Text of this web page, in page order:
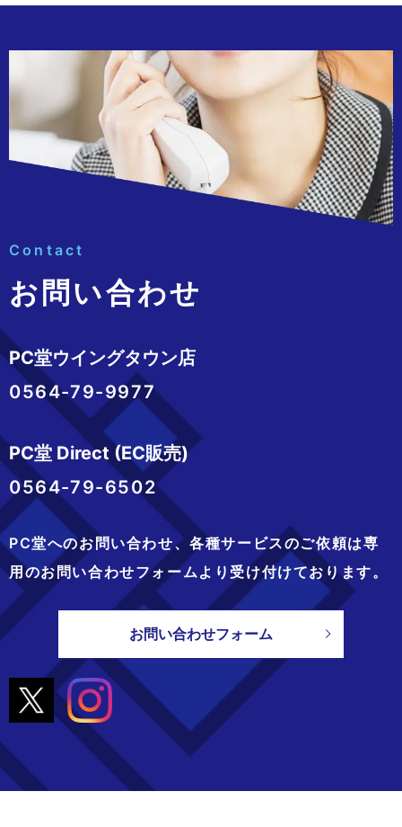
Contact
お問い合わせ
PC堂ウイングタウン店
0564-79-9977
PC堂 Direct (EC販売)
0564-79-6502
PC堂へのお問い合わせ、各種サービスのご依頼は専
用のお問い合わせフォームより 受け付けております。
お問い合わせフォーム